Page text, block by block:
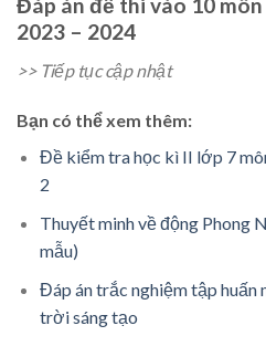
2023 – 2024
>> Tiếp tục cập nhật
Bạn có thể xem thêm:
Đề kiểm tra học kì II lớp 7
2
Thuyết minh về động Phong
mẫu)
Đáp án trắc nghiệm tập huấn
trời sáng tạo